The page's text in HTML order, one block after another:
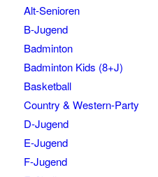
Alt-Senioren
B-Jugend
Badminton
Badminton Kids (8+J)
Basketball
Country & Western-Party
D-Jugend
E-Jugend
F-Jugend